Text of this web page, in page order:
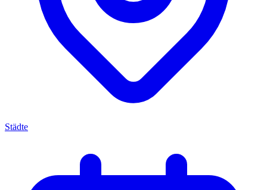
Städte